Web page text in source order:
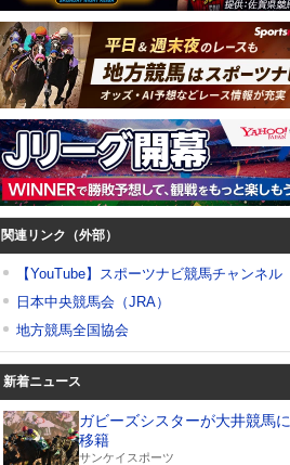
関連リンク（外部）
【YouTube】スポーツナビ競馬チャンネル
日本中央競馬会（JRA）
地方競馬全国協会
新着ニュース
ガビーズシスターが大井競馬に
移籍
サンケイスポーツ